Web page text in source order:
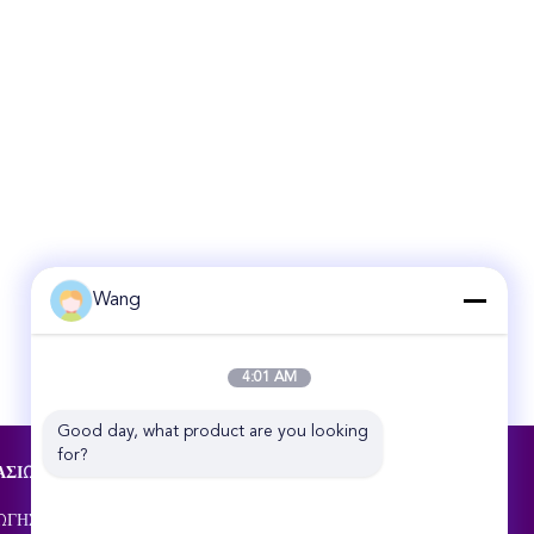
Wang
4:01 AM
Good day, what product are you looking
for?